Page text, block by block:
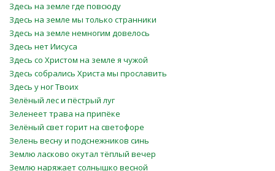
Здесь на земле где повсюду
Здесь на земле мы только странники
Здесь на земле немногим довелось
Здесь нет Иисуса
Здесь со Христом на земле я чужой
Здесь собрались Христа мы прославить
Здесь у ног Твоих
Зелёный лес и пёстрый луг
Зеленеет трава на припёке
Зелёный свет горит на светофоре
Зелень весну и подснежников синь
Землю ласково окутал тёплый вечер
Землю наряжает солнышко весной